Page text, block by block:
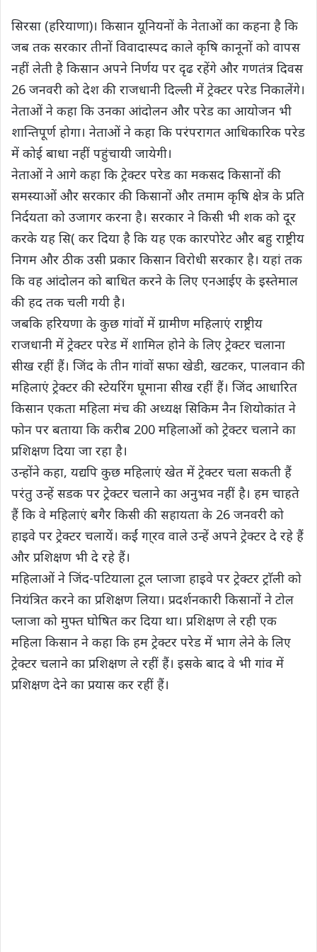
A
p
p
b
o
o
k
e
r
r
a
m
n
k
सिरसा (हरियाणा)। किसान यूनियनों के नेताओं का कहना है कि
जब तक सरकार तीनों विवादास्पद काले कृषि कानूनों को वापस
नहीं लेती है किसान अपने निर्णय पर दृढ रहेंगे और गणतंत्र दिवस
26 जनवरी को देश की राजधानी दिल्ली में ट्रेक्टर परेड निकालेंगे।
नेताओं ने कहा कि उनका आंदोलन और परेड का आयोजन भी
शान्तिपूर्ण होगा। नेताओं ने कहा कि परंपरागत आधिकारिक परेड
में कोई बाधा नहीं पहुंचायी जायेगी।
नेताओं ने आगे कहा कि ट्रेक्टर परेड का मकसद किसानों की
समस्याओं और सरकार की किसानों और तमाम कृषि क्षेत्र के प्रति
निर्दयता को उजागर करना है। सरकार ने किसी भी शक को दूर
करके यह सि( कर दिया है कि यह एक कारपोरेट और बहु राष्ट्रीय
निगम और ठीक उसी प्रकार किसान विरोधी सरकार है। यहां तक
कि वह आंदोलन को बाधित करने के लिए एनआईए के इस्तेमाल
की हद तक चली गयी है।
जबकि हरियणा के कुछ गांवों में ग्रामीण महिलाएं राष्ट्रीय
राजधानी में ट्रेक्टर परेड में शामिल होने के लिए ट्रेक्टर चलाना
सीख रहीं हैं। जिंद के तीन गांवों सफा खेडी, खटकर, पालवान की
महिलाएं ट्रेक्टर की स्टेयरिंग घूमाना सीख रहीं हैं। जिंद आधारित
किसान एकता महिला मंच की अध्यक्ष सिकिम नैन शियोकांत ने
फोन पर बताया कि करीब 200 महिलाओं को ट्रेक्टर चलाने का
प्रशिक्षण दिया जा रहा है।
उन्होंने कहा, यद्यपि कुछ महिलाएं खेत में ट्रेक्टर चला सकती हैं
परंतु उन्हें सडक पर ट्रेक्टर चलाने का अनुभव नहीं है। हम चाहते
हैं कि वे महिलाएं बगैर किसी की सहायता के 26 जनवरी को
हाइवे पर ट्रेक्टर चलायें। कईं गा्रव वाले उन्हें अपने ट्रेक्टर दे रहे हैं
और प्रशिक्षण भी दे रहे हैं।
महिलाओं ने जिंद-पटियाला टूल प्लाजा हाइवे पर ट्रेक्टर ट्राॅली को
नियंत्रित करने का प्रशिक्षण लिया। प्रदर्शनकारी किसानों ने टोल
प्लाजा को मुफ्त घोषित कर दिया था। प्रशिक्षण ले रही एक
महिला किसान ने कहा कि हम ट्रेक्टर परेड में भाग लेने के लिए
ट्रेक्टर चलाने का प्रशिक्षण ले रहीं हैं। इसके बाद वे भी गांव में
प्रशिक्षण देने का प्रयास कर रहीं हैं।